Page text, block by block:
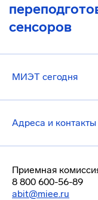
сенсоров
МИЭТ сегодня
Адреса и контакты
Приемная
8 800 600-56-89
abit@miee.ru